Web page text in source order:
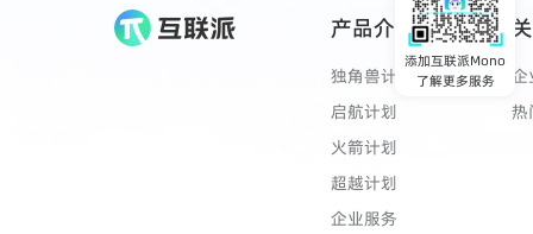
添加互联派Mono
了解更多服务
产品介绍
独角兽计划
启航计划
火箭计划
超越计划
企业服务
热